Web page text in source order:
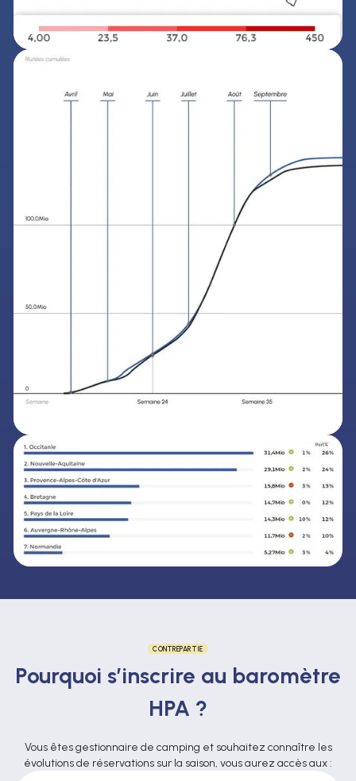
CONTREPARTIE
Pourquoi s’inscrire au baromètre
HPA ?
Vous êtes gestionnaire de camping et souhaitez connaître les
évolutions de réservations sur la saison, vous aurez accès aux :